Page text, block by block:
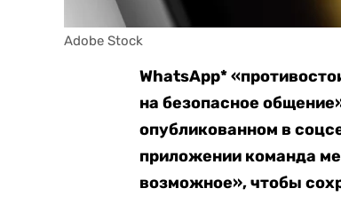
Adobe Stock
WhatsApp*
на безопасное
опубликованном в
приложении команда
возможное», чтобы